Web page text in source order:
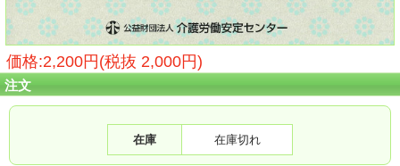
価格:2,200円(税抜 2,000円)
注文
在庫 在庫切れ